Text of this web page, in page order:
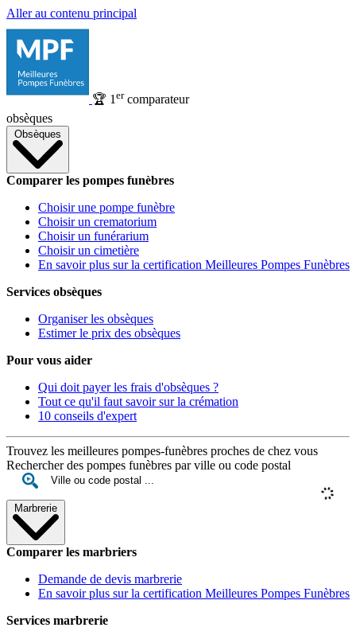
Aller au contenu principal
🏆 1 ercomparateur
obsèques
Obsèques
Comparer les pompes funèbres
Choisir une pompe funèbre
Choisir un crematorium
Choisir un funérarium
Choisir un cimetière
En savoir plus sur la certification Meilleures Pompes Funèbres
Services obsèques
Organiser les obsèques
Estimer le prix des obsèques
Pour vous aider
Qui doit payer les frais d'obsèques ?
Tout ce qu'il faut savoir sur la crémation
10 conseils d'expert
Trouvez les meilleures pompes-funèbres proches de chez vous
Rechercher des pompes funèbres par ville ou code postal
Marbrerie
Comparer les marbriers
Demande de devis marbrerie
En savoir plus sur la certification Meilleures Pompes Funèbres
Services marbrerie